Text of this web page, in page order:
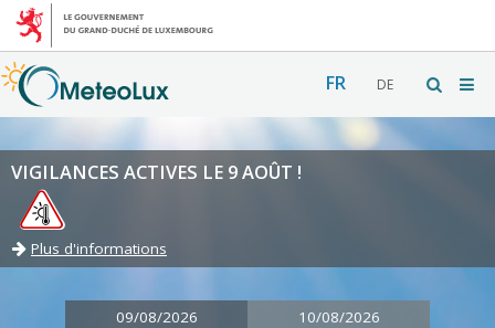
FR DE
VIGILANCES ACTIVES LE 9 AOÛT !
Plus d'informations
09/08/2026 10/08/2026